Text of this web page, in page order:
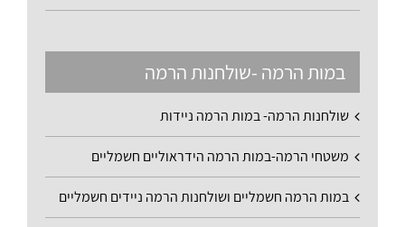
במות הרמה -שולחנות הרמה
שולחנות הרמה- במות הרמה ניידות
משטחי הרמה-במות הרמה הידראוליים חשמליים
במות הרמה חשמליים ושולחנות הרמה ניידים חשמליים